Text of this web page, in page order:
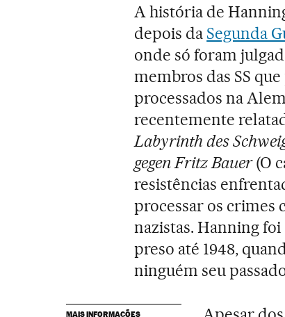
A história de
depois da Segunda
onde só foram
membros das SS
processados na
recentemente
Labyrinth des
gegen Fritz Bauer(O
resistências
processar os crimes
nazistas. Hanning
preso até 1948,
ninguém seu
MAIS INFORMAÇÕES